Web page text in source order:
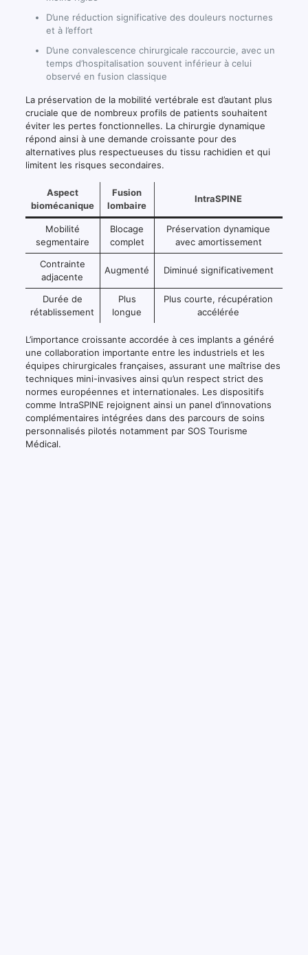
D’une réduction significative des douleurs nocturnes
et à l’effort
D’une convalescence chirurgicale raccourcie, avec un
temps d’hospitalisation souvent inférieur à celui
observé en fusion classique
La préservation de la mobilité vertébrale est d’autant plus
cruciale que de nombreux profils de patients souhaitent
éviter les pertes fonctionnelles. La chirurgie dynamique
répond ainsi à une demande croissante pour des
alternatives plus respectueuses du tissu rachidien et qui
limitent les risques secondaires.
Aspect
biomécanique
Fusion
lombaire
IntraSPINE
Mobilité
segmentaire
Blocage
complet
Préservation dynamique
avec amortissement
Contrainte
adjacente
Augmenté Diminué significativement
Durée de
rétablissement
Plus
longue
Plus courte, récupération
accélérée
L’importance croissante accordée à ces implants a généré
une collaboration importante entre les industriels et les
équipes chirurgicales françaises, assurant une maîtrise des
techniques mini-invasives ainsi qu’un respect strict des
normes européennes et internationales. Les dispositifs
comme IntraSPINE rejoignent ainsi un panel d’innovations
complémentaires intégrées dans des parcours de soins
personnalisés pilotés notamment par SOS Tourisme
Médical.